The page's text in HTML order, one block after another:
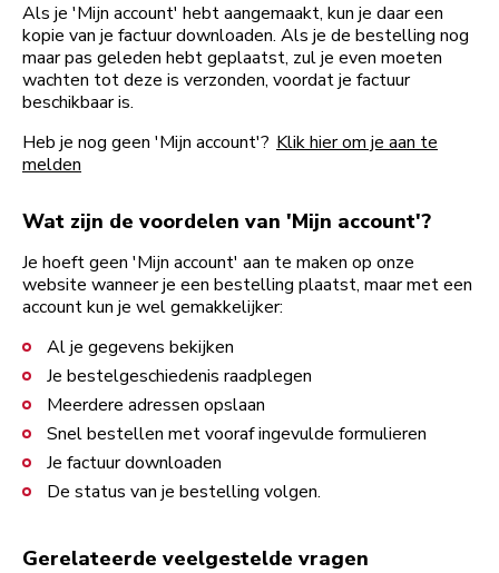
Als je 'Mijn account' hebt aangemaakt, kun je daar een
kopie van je factuur downloaden. Als je de bestelling nog
maar pas geleden hebt geplaatst, zul je even moeten
wachten tot deze is verzonden, voordat je factuur
beschikbaar is.
Heb je nog geen 'Mijn account'? Klik hier om je aan te
melden
Wat zijn de voordelen van 'Mijn account'?
Je hoeft geen 'Mijn account' aan te maken op onze
website wanneer je een bestelling plaatst, maar met een
account kun je wel gemakkelijker:
Al je gegevens bekijken
Je bestelgeschiedenis raadplegen
Meerdere adressen opslaan
Snel bestellen met vooraf ingevulde formulieren
Je factuur downloaden
De status van je bestelling volgen.
Gerelateerde veelgestelde vragen